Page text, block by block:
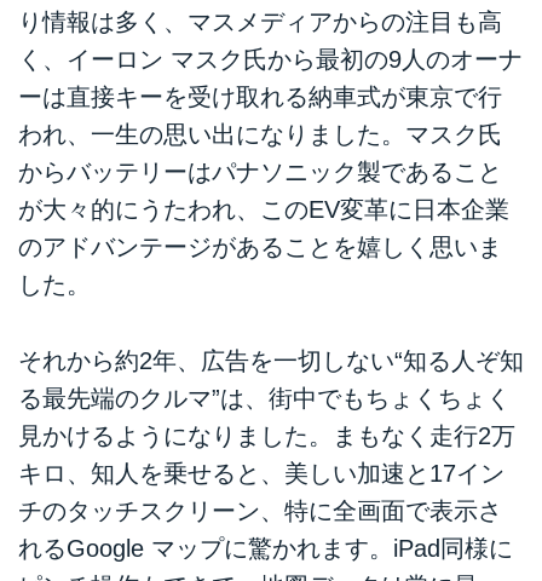
り情報は多く、マスメディアからの注目も高
く、イーロン マスク氏から最初の9人のオーナ
ーは直接キーを受け取れる納車式が東京で行
われ、一生の思い出になりました。マスク氏
からバッテリーはパナソニック製であること
が大々的にうたわれ、このEV変革に日本企業
のアドバンテージがあることを嬉しく思いま
した。
それから約2年、広告を一切しない“知る人ぞ知
る最先端のクルマ”は、街中でもちょくちょく
見かけるようになりました。まもなく走行2万
キロ、知人を乗せると、美しい加速と17イン
チのタッチスクリーン、特に全画面で表示さ
れるGoogle マップに驚かれます。iPad同様に